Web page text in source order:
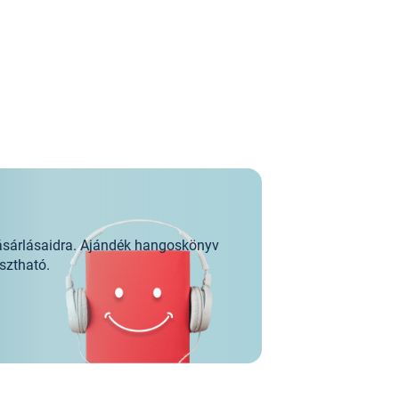
Ajándék hangoskönyv